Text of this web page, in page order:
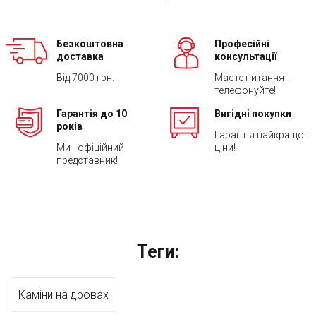
Безкоштовна
доставка
Від 7000 грн.
Професійні
консультації
Маєте питання -
телефонуйте!
Гарантія до 10
років
Ми - офіційний
представник!
Вигідні покупки
Гарантія найкращої
ціни!
Теги:
Каміни на дровах